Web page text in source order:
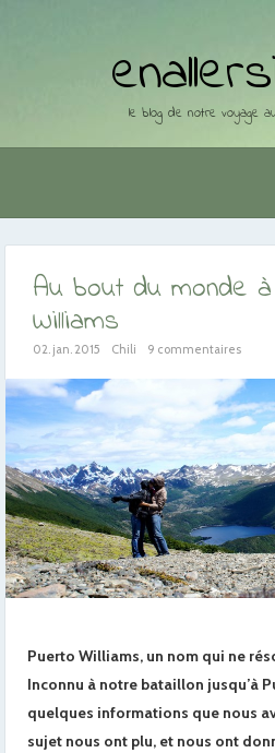
le blog de notre voyage
Au bout du monde
Williams
02. jan. 2015 Chili 9 commentaires
Puerto Williams, un nom qui ne
Inconnu à notre bataillon jusqu’à
quelques informations que nous
sujet nous ont plu, et nous ont